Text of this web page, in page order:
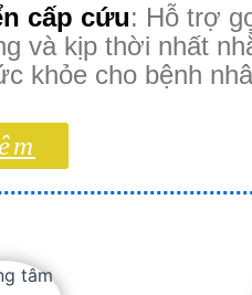
cấp cứu: Hỗ trợ
và kịp thời nhất
khỏe cho bệnh